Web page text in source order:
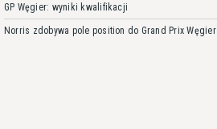
GP Węgier: wyniki kwalifikacji
Norris zdobywa pole position do Grand Prix Węgier